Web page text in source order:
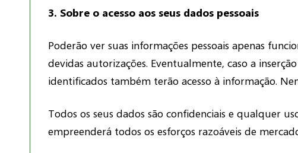
3. Sobre o acesso aos seus dados pessoais
Poderão ver suas informações pessoais apenas
devidas autorizações. Eventualmente, caso a
identificados também terão acesso à informação.
Todos os seus dados são confidenciais e qualquer
empreenderá todos os esforços razoáveis de